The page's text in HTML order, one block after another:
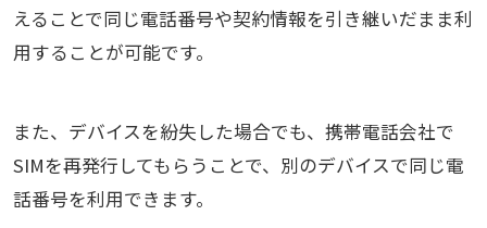
えることで同じ電話番号や契約情報を引き継いだまま利
用することが可能です。
また、デバイスを紛失した場合でも、携帯電話会社で
SIMを再発行してもらうことで、別のデバイスで同じ電
話番号を利用できます。